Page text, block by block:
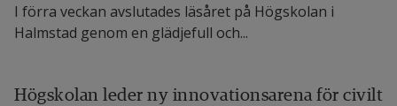
I förra veckan avslutades läsåret på Högskolan i
Halmstad genom en glädjefull och...
Högskolan leder ny innovationsarena för civilt